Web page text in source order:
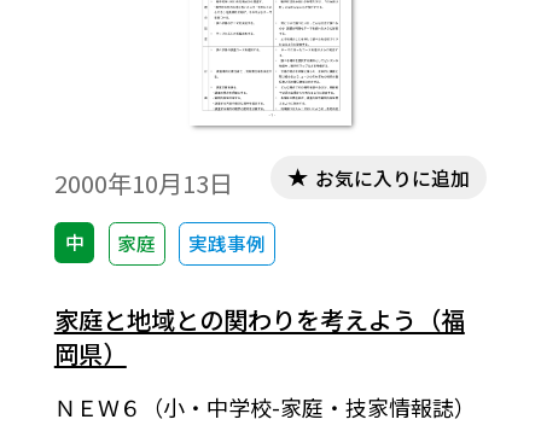
2000年10月13日
中 家庭 実践事例
お気に入りに追加
家庭と地域との関わりを考えよう（福
岡県）
ＮＥＷ６（小・中学校-家庭・技家情報誌）